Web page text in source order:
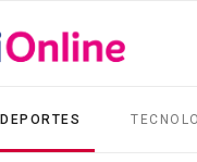
DEPORTES